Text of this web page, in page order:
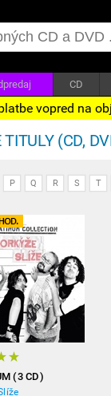
CD
vopred na
(CD,
P Q R S T
(3 CD)